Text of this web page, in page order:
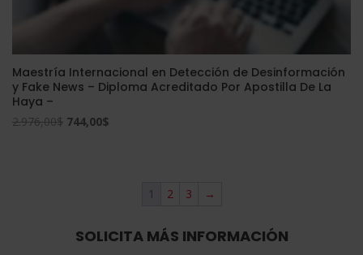
Maestría Internacional en Detección de Desinformación
y Fake News – Diploma Acreditado Por Apostilla De La
Haya –
2.976,00$ El
744,00$
744,00$.1 2 3 →
SOLICITA MÁS INFORMACIÓN